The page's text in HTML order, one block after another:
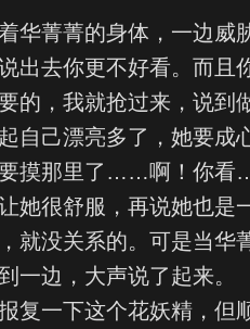
华菁菁的身体，一边威
出去你更不好看。而且
的，我就抢过来，说到
自己漂亮多了，她要成
摸那里了……啊！你看
她很舒服，再说她也是
就没关系的。可是当华
一边，大声说了起来。
复一下这个花妖精，但